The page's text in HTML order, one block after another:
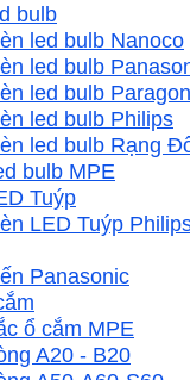
bulb
led bulb Nanoco
led bulb
led bulb Paragon
led bulb Philips
led bulb Rạng
bulb MPE
Tuýp
LED Tuýp
Panasonic
ổ cắm MPE
A20 - B20